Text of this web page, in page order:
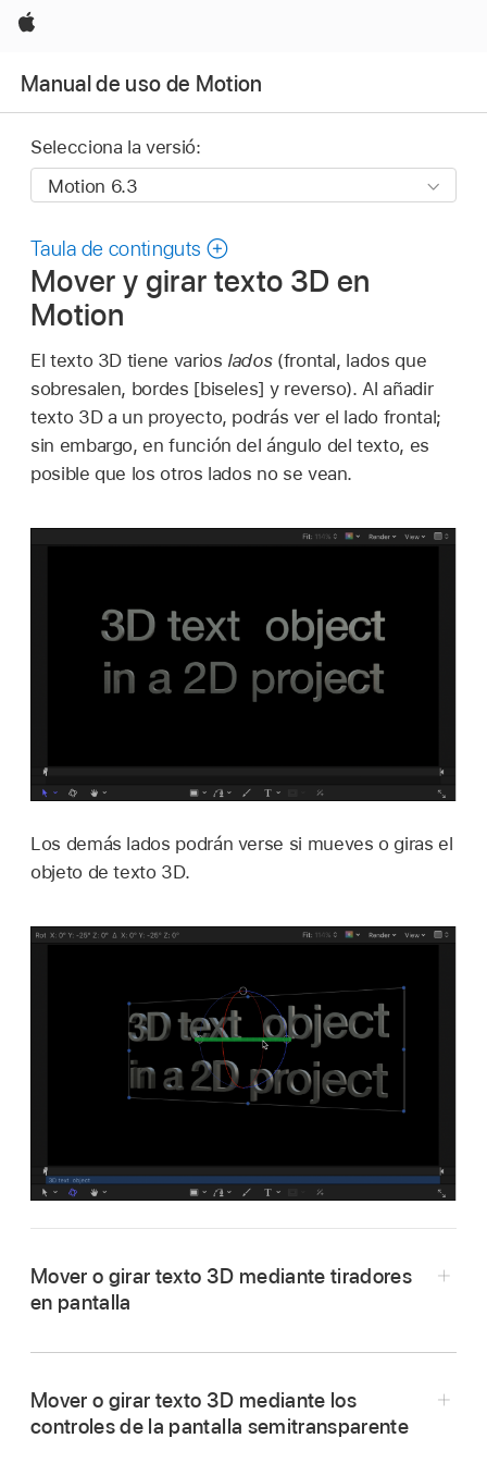
Apple
Manual de uso de Motion
Selecciona la versió:
Taula de continguts
Mover y girar texto 3D en
Motion
El texto 3D tiene varios lados(frontal, lados que
sobresalen, bordes [biseles] y reverso). Al añadir
texto 3D a un proyecto, podrás ver el lado frontal;
sin embargo, en función del ángulo del texto, es
posible que los otros lados no se vean.
Los demás lados podrán verse si mueves o giras el
objeto de texto 3D.
Mover o girar texto 3D mediante tiradores
en pantalla
3D.
En la barra de herramientas del lienzo, haz clic
Mover o girar texto 3D mediante los
controles de la pantalla semitransparente